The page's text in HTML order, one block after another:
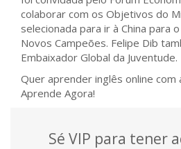
colaborar com os Objetivos do
selecionada para ir à China para
Novos Campeões. Felipe Dib
Embaixador Global da Juventude.
Quer aprender inglês online com
Aprende Agora!
Sé VIP para tener